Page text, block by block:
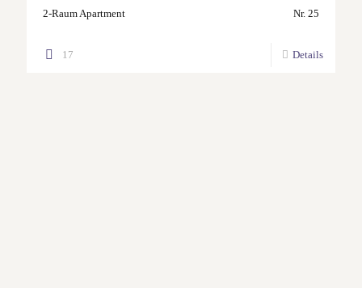
2-Raum Apartment Nr. 25
17 Details